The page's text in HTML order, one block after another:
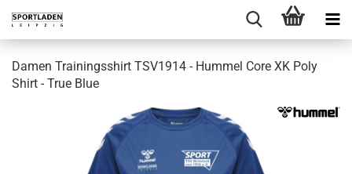
Damen Trainingsshirt TSV1914 - Hummel Core XK Poly
Shirt - True Blue